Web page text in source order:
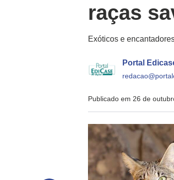
raças
Exóticos e
Portal
Publicado em 26 de